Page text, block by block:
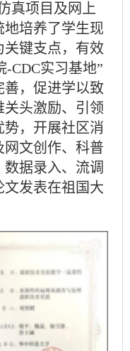
真项目及网上
培养了学生现
键支点，有效
CDC实习基地”
，促进学以致
关头激励、引领
，开展社区消
文创作、科普
据录入、流调
发表在祖国大